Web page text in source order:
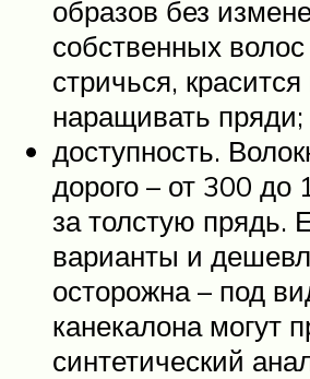
образов без
собственных
стричься,
наращивать пряди;
доступность.
дорого – от 300 до
за толстую прядь.
варианты и
осторожна – под
канекалона могут
синтетический